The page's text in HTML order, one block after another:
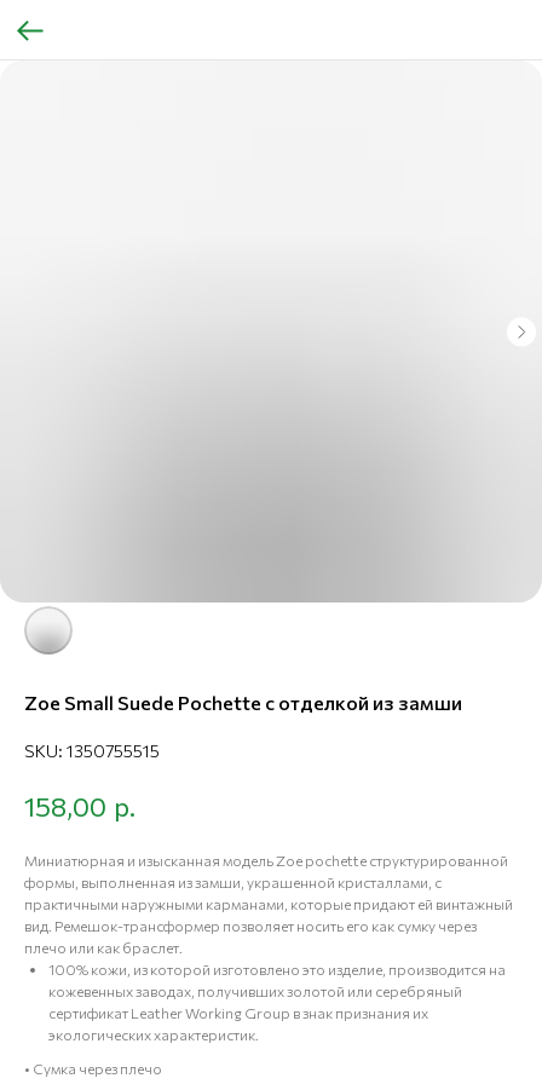
Zoe Small Suede Pochette с отделкой из замши
SKU: 1350755515
158,00 р.
Миниатюрная и изысканная модель Zoe pochette структурированной
формы, выполненная из замши, украшенной кристаллами, с
практичными наружными карманами, которые придают ей винтажный
вид. Ремешок-трансформер позволяет носить его как сумку через
плечо или как браслет.
100% кожи, из которой изготовлено это изделие, производится на
кожевенных заводах, получивших золотой или серебряный
сертификат Leather Working Group в знак признания их
экологических характеристик.
• Сумка через плечо